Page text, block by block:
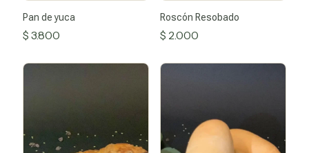
Pan de yuca
$ 3.800
Roscón Resobado
$ 2.000